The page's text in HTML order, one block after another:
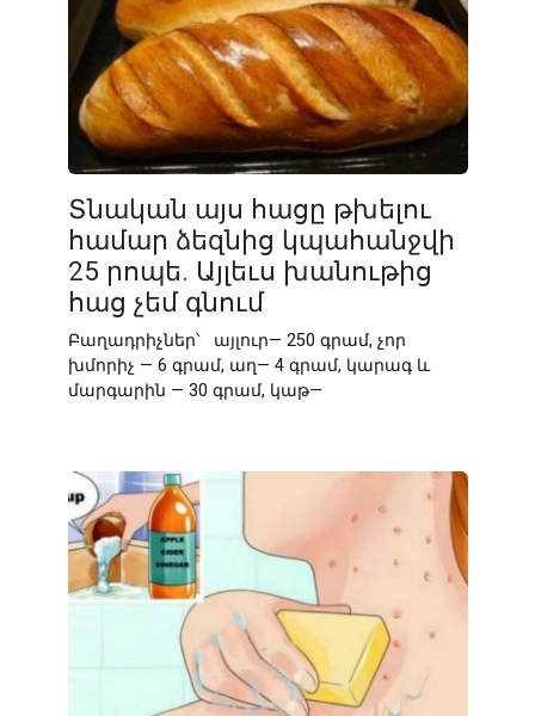
Տնական այս հացը թխելու
համար ձեզնից կպահանջվի
25 րոպե. Այլեւս խանութից
հաց չեմ գնում
Բաղադրիչներ՝ այլուր— 250 գրամ, չոր
խմորիչ — 6 գրամ, աղ— 4 գրամ, կարագ և
մարգարին — 30 գրամ, կաթ—